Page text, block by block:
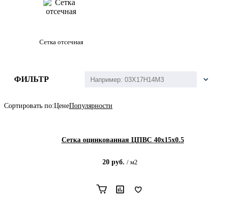
Сетка отсечная
ФИЛЬТР
Сортировать по:ЦенеПопулярности
Сетка оцинкованная ЦПВС 40х15х0.5
20 руб. / м2